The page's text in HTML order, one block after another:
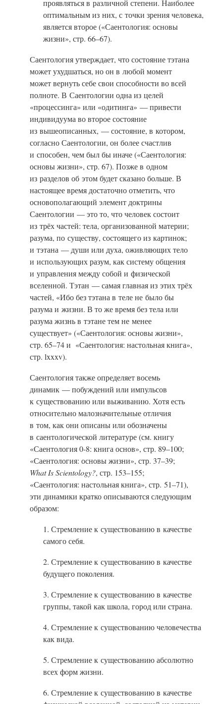
проявляться в различной степени. Наиболее
оптимальным из них, с точки зрения человека,
является второе («Саентология: основы
жизни», стр. 66–67).
Саентология утверждает, что состояние тэтана
может ухудшаться, но он в любой момент
может вернуть себе свои способности во всей
полноте. В Саентологии одна из целей
«процессинга» или «одитинга» — привести
индивидуума во второе состояние
из вышеописанных, — состояние, в котором,
согласно Саентологии, он более счастлив
и способен, чем был бы иначе («Саентология:
основы жизни», стр. 67). Позже в одном
из разделов об этом будет сказано больше. В
настоящее время достаточно отметить, что
основополагающий элемент доктрины
Саентологии — это то, что человек состоит
из трёх частей: тела, организованной материи;
разума, по существу, состоящего из картинок;
и тэтана — души или духа, оживляющих тело
и использующих разум, как систему общения
и управления между собой и физической
вселенной. Тэтан — самая главная из этих трёх
частей, «Ибо без тэтана в теле не было бы
разума и жизни. В то же время без тела или
разума жизнь в тэтане тем не менее
существует» («Саентология: основы жизни»,
стр. 65–74и «Саентология: настольная книга»,
стр. lxxxv).
Саентология также определяет восемь
динамик — побуждений или импульсов
к существованию или выживанию. Хотя есть
относительно малозначительные отличия
в том, как они описаны или обозначены
в саентологической литературе (см. книгу
«Саентология 0-8: книга основ», стр. 89–100;
«Саентология: основы жизни», стр. 37–39;
What Is Scientology?, стр. 153–155;
«Саентология: настольная книга», стр. 51–71),
эти динамики кратко описываются следующим
образом:
1. Стремление к существованию в качестве
самого себя.
2. Стремление к существованию в качестве
будущего поколения.
3. Стремление к существованию в качестве
группы, такой как школа, город или страна.
4. Стремление к существованию человечества
как вида.
5. Стремление к существованию абсолютно
всех форм жизни.
6. Стремление к существованию в качестве